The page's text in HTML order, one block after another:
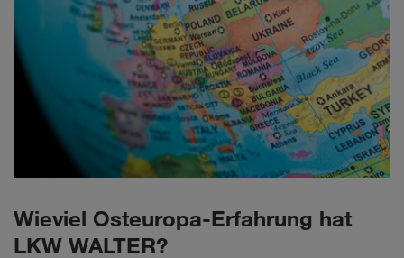
Wieviel Osteuropa-Erfahrung hat
LKW WALTER?